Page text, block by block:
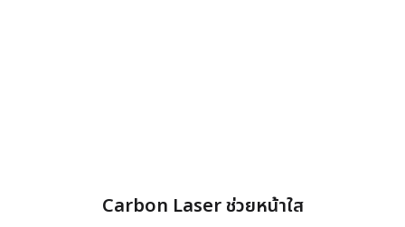
Carbon Laser ช่วยหน้าใส